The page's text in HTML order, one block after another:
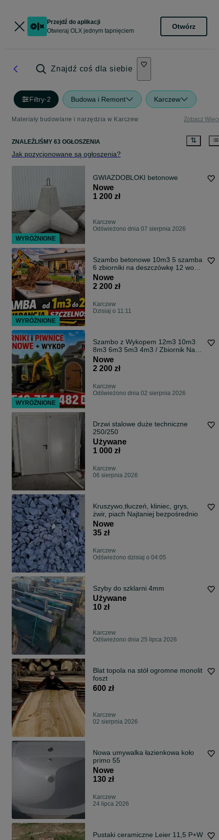
Przejdź do aplikacji
Otwieraj OLX jednym tapnięciem
Otwórz
Znajdź coś dla siebie
Filtry·2 Budowa i Remont Karczew
Materiały budowlane i narzędzia w Karczew Zobacz
ZNALEŹLIŚMY 63 OGŁOSZENIA
Jak pozycjonowane są ogłoszenia?
GWIAZDOBLOKI betonowe
Nowe
1 200 zł
Karczew
Odświeżono dnia 07 sierpnia 2026
Szambo betonowe 10m3 5 szamba
6 zbiorniki na deszczówkę 12 wodę
8 4
Nowe
2 200 zł
Karczew
Dzisiaj o 11:11
Szambo z Wykopem 12m3 10m3
8m3 6m3 5m3 4m3 / Zbiornik Na
Deszczówkę Wodę Betonowy /
Piwnica Ogrodowa / Kanał
Samochodowy
Nowe
2 200 zł
Karczew
Odświeżono dnia 02 sierpnia 2026
Drzwi stalowe duże techniczne
250/250
Używane
1 000 zł
Karczew
06 sierpnia 2026
Kruszywo,tłuczeń, kliniec, grys,
żwir, piach Najtaniej bezpośrednio
Nowe
35 zł
Karczew
Odświeżono dzisiaj o 04:05
Szyby do szklarni 4mm
Używane
10 zł
Karczew
Odświeżono dnia 25 lipca 2026
Blat topola na stół ogromne monolit
foszt
600 zł
Karczew
02 sierpnia 2026
Nowa umywalka łazienkowa koło
primo 55
Nowe
130 zł
Karczew
24 lipca 2026
Pustaki ceramiczne Leier 11,5 P+W
WYRÓŻNIONE
WYRÓŻNIONE
WYRÓŻNIONE